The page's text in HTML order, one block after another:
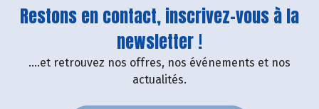
Restons en contact, inscrivez-vous à la
newsletter !
....et retrouvez nos offres, nos événements et nos
actualités.